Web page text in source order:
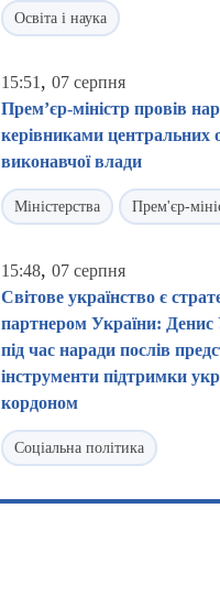
Освіта і наука
15:51 , 07 серпня
Прем’єр-міністр провів
керівниками центральних
виконавчої влади
Міністерства Прем'єр-
15:48, 07 серпня
Світове українство є
партнером України: Денис
під час наради послів
інструменти підтримки
кордоном
Соціальна політика